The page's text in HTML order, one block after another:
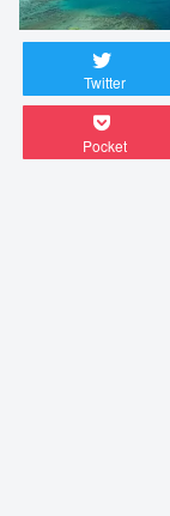
Twitter
Pocket